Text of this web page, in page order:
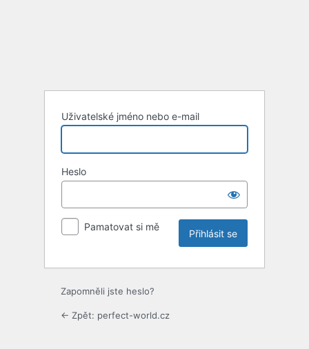
Uživatelské jméno nebo e-mail
Heslo
Pamatovat si mě
Zapomněli jste heslo?
← Zpět: perfect-world.cz